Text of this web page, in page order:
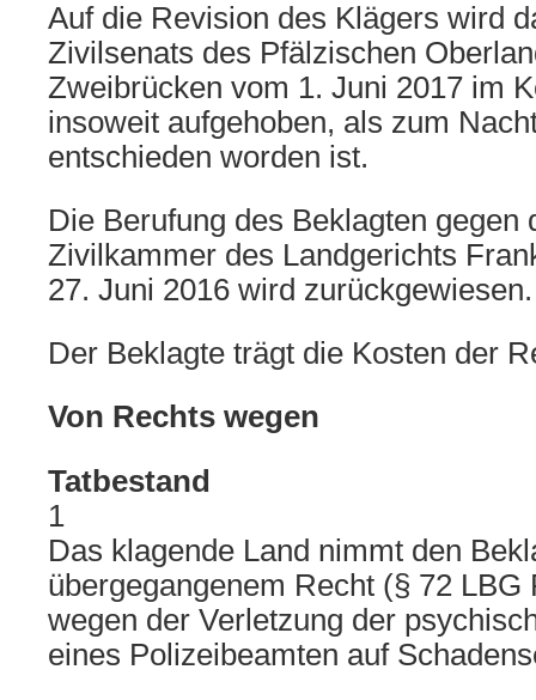
Auf die Revision des Klägers wird
Zivilsenats des Pfälzischen
Zweibrücken vom 1. Juni 2017 im
insoweit aufgehoben, als zum
entschieden worden ist.
Die Berufung des Beklagten gegen
Zivilkammer des Landgerichts
27. Juni 2016 wird zurückgewiesen.
Der Beklagte trägt die Kosten der
Von Rechts wegen
Tatbestand
1
Das klagende Land nimmt den
übergegangenem Recht (§ 72 LBG
wegen der Verletzung der
eines Polizeibeamten auf